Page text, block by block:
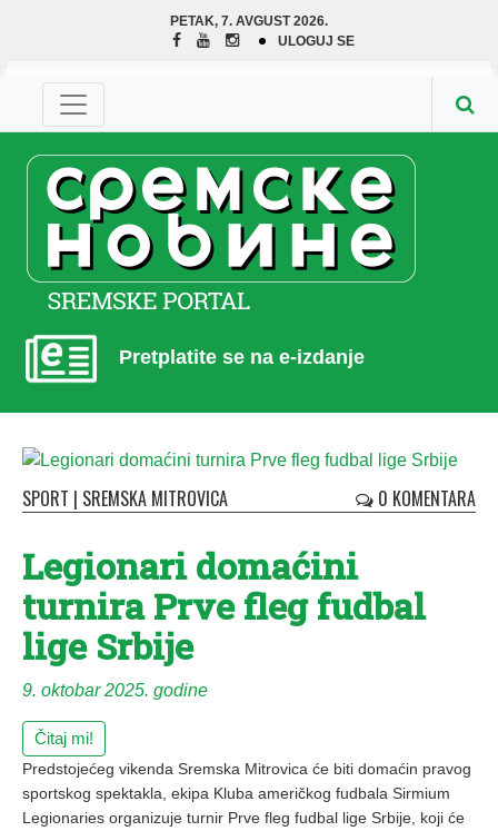
PETAK, 7. AVGUST 2026.
ULOGUJ SE
Pretplatite se na e-izdanje
SPORT | SREMSKA MITROVICA 0 KOMENTARA
Legionari domaćini
turnira Prve fleg fudbal
lige Srbije
9. oktobar 2025. godine
Čitaj mi!
Predstojećeg vikenda Sremska Mitrovica će biti domaćin pravog
sportskog spektakla, ekipa Kluba američkog fudbala Sirmium
Legionaries organizuje turnir Prve fleg fudbal lige Srbije, koji će